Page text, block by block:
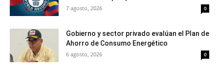
7 agosto, 2026 0
Gobierno y sector privado evalúan el Plan de
Ahorro de Consumo Energético
6 agosto, 2026 0